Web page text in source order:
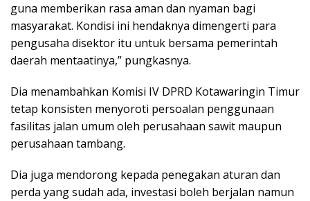
guna memberikan rasa aman dan nyaman bagi
masyarakat. Kondisi ini hendaknya dimengerti para
pengusaha disektor itu untuk bersama pemerintah
daerah mentaatinya,” pungkasnya.
Dia menambahkan Komisi IV DPRD Kotawaringin Timur
tetap konsisten menyoroti persoalan penggunaan
fasilitas jalan umum oleh perusahaan sawit maupun
perusahaan tambang.
Dia juga mendorong kepada penegakan aturan dan
perda yang sudah ada, investasi boleh berjalan namun